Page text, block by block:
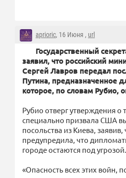
aprioric, 16 Июня , url
Государственный
заявил, что российский
Сергей Лавров передал
Путина, предназначенное
которое, по словам Рубио,
Рубио отверг утверждения о
специально призвала США
посольства из Киева,
предупредила, что
городе остаются под угрозой.
«Опасность всех этих войн,